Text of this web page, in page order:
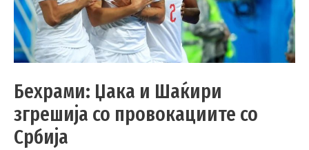
Бехрами: Џака и Шаќири
згрешија со провокациите со
Србија